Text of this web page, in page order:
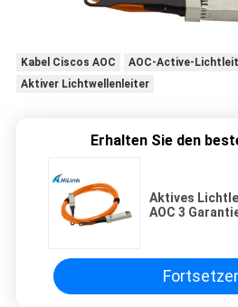
Kabel Ciscos AOC
AOC-Active-
Aktiver Lichtwellenleiter
Erhalten Sie den
Aktives
AOC 3